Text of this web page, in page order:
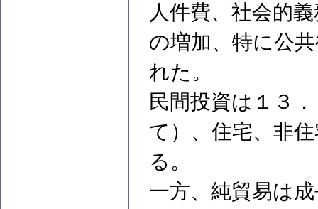
人件費、社会的
の増加、特に公
れた。
民間投資は１３
て）、住宅、非
る。
一方、純貿易は